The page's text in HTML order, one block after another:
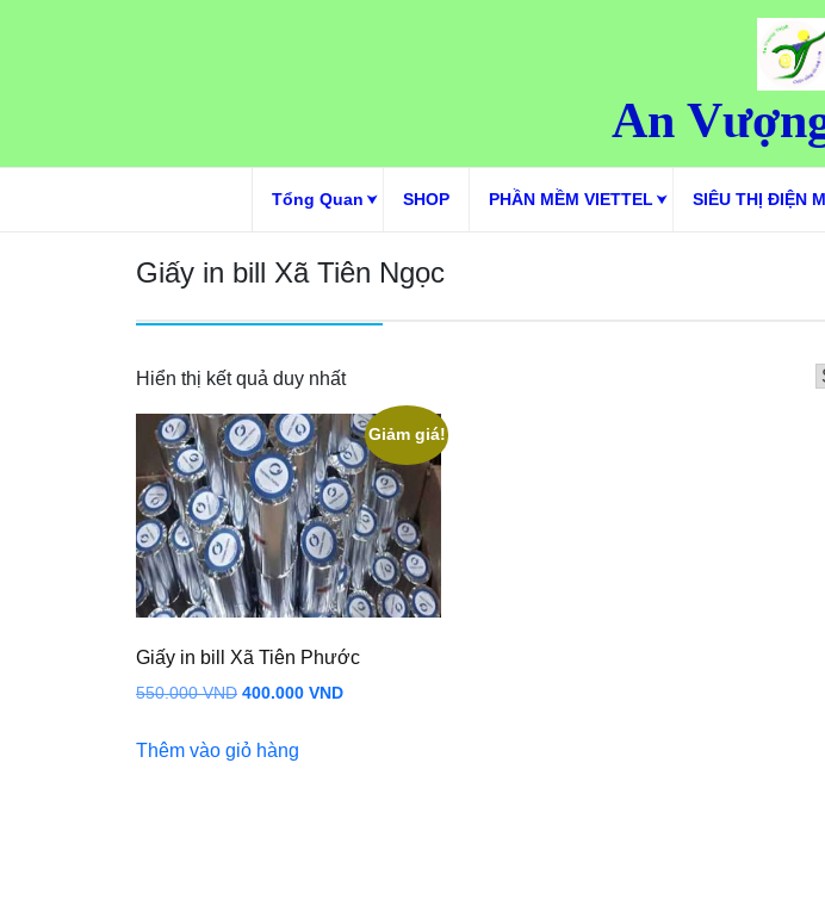
An
Tổng Quan SHOP PHẦN MỀM VIETTEL SIÊU THỊ ĐIỆN
Giấy in bill Xã Tiên Ngọc
Hiển thị kết quả duy nhất
Giảm giá!
Giấy in bill Xã Tiên Phước
550.000VND Giá
là:
400.000 VNDGiá
Thêm vào giỏ hàng